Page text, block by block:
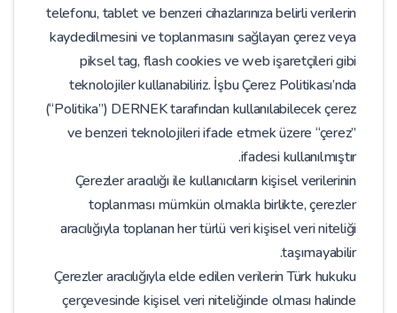
telefonu, tablet ve benzeri cihazlarınıza belirli verilerin
kaydedilmesini ve toplanmasını sağlayan çerez veya
piksel tag, flash cookies ve web işaretçileri gibi
teknolojiler kullanabiliriz. İşbu Çerez Politikası’nda
(“Politika”) DERNEK tarafından kullanılabilecek çerez
ve benzeri teknolojileri ifade etmek üzere “çerez”
ifadesi kullanılmıştır.
Çerezler aracılığı ile kullanıcıların kişisel verilerinin
toplanması mümkün olmakla birlikte, çerezler
aracılığıyla toplanan her türlü veri kişisel veri niteliği
taşımayabilir.
Çerezler aracılığıyla elde edilen verilerin Türk hukuku
çerçevesinde kişisel veri niteliğinde olması halinde